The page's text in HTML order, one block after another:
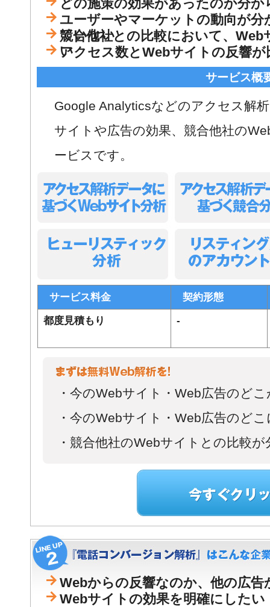
どの施策の効果があったのか分か
ユーザーやマーケットの動向が
ていない
競合他社との比較において、
い
アクセス数とWebサイトの反響
サービス概
Google Analyticsなどのアクセス解
サイトや広告の効果、競合他社の
ービスです。
サービス料金 契約形態
都度見積もり -
・今のWebサイト・Web広告のど
・今のWebサイト・Web広告のど
・競合他社のWebサイトとの比較が
Webからの反響なのか、他の広
Webサイトの効果を明確にしたい